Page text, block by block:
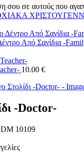
σου σε αυτούς που
Από Σανίδια -
10.00 €
-Doctor-
DM 10109